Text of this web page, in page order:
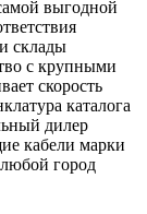
выгодной
склады
с крупными
скорость
каталога
дилер
кабели марки
город